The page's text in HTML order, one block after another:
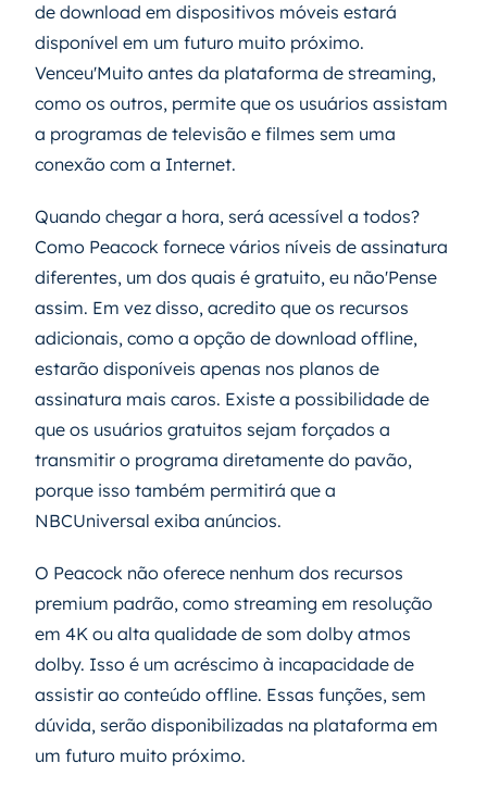
de download em dispositivos móveis estará
disponível em um futuro muito próximo.
Venceu'Muito antes da plataforma de streaming,
como os outros, permite que os usuários assistam
a programas de televisão e filmes sem uma
conexão com a Internet.
Quando chegar a hora, será acessível a todos?
Como Peacock fornece vários níveis de assinatura
diferentes, um dos quais é gratuito, eu não'Pense
assim. Em vez disso, acredito que os recursos
adicionais, como a opção de download offline,
estarão disponíveis apenas nos planos de
assinatura mais caros. Existe a possibilidade de
que os usuários gratuitos sejam forçados a
transmitir o programa diretamente do pavão,
porque isso também permitirá que a
NBCUniversal exiba anúncios.
O Peacock não oferece nenhum dos recursos
premium padrão, como streaming em resolução
em 4K ou alta qualidade de som dolby atmos
dolby. Isso é um acréscimo à incapacidade de
assistir ao conteúdo offline. Essas funções, sem
dúvida, serão disponibilizadas na plataforma em
um futuro muito próximo.